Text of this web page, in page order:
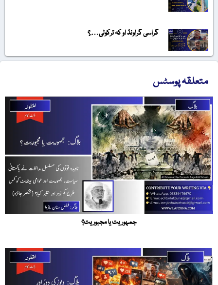
گراسی گراونڈ او کہ ترکولی….؟
متعلقہ پوسٹس
جمہوریت یا مجبوریت؟